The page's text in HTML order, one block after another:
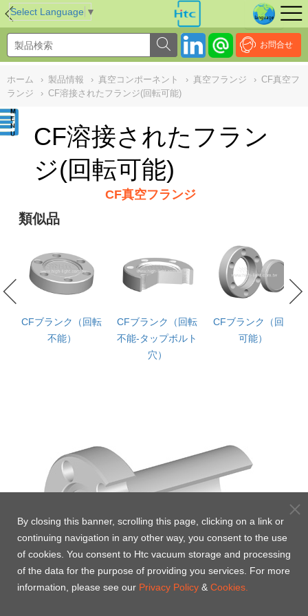
Select Language ▼
お問合せ
ホーム › 製品情報 › 真空コンポーネント › 真空フランジ › CF真空フ
ランジ
› CF溶接されたフランジ(回転可能)
CF溶接されたフラン
ジ(回転可能)
CF真空フランジ
類似品
CFブランク（回転
不能）
CFブランク（回転
不能-タップボルト
穴）
CFブランク（回転
可能）
NULL
By closing this banner, scrolling this page, clicking on a link or
continuing navigation in any other way, you consent to the use
of cookies. You consent to Htc vacuum storage and processing
of the data for the purpose of providing you services. For more
information, please see our Privacy Policy & Cookies.
//